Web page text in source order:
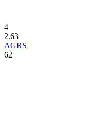
4
2.63
AGRS
62